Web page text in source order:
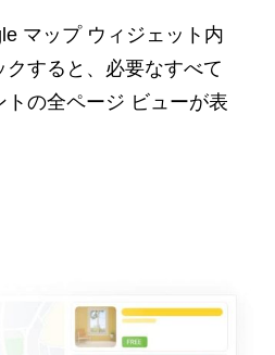
マップ ウィジェット内
すると、必要なすべて
の全ページ ビューが表